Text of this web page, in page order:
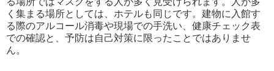
く集まる場所としては、ホテルも同じです。建物に入館す
る際のアルコール消毒や現場での手洗い、健康チェック表
での確認と、予防は自己対策に限ったことではありませ
ん。